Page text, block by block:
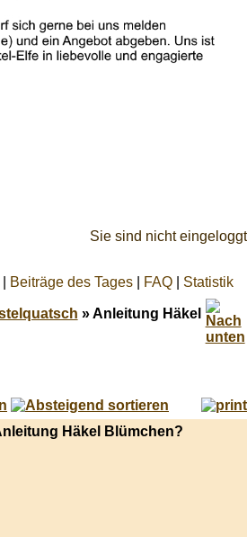
Sie sind nicht eingeloggt
Beiträge des Tages FAQ Statistik
» Anleitung Häkel
Häkel Blümchen?